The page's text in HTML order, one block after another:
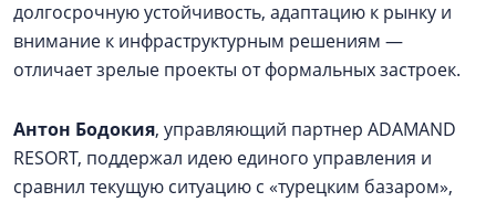
долгосрочную устойчивость, адаптацию к рынку и
внимание к инфраструктурным решениям —
отличает зрелые проекты от формальных застроек.
Антон Бодокия, управляющий партнер ADAMAND
RESORT, поддержал идею единого управления и
сравнил текущую ситуацию с «турецким базаром»,